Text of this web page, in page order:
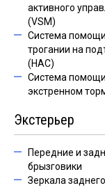
активного
(VSM)
Cистема
трогании на
(HAC)
Система
экстренном
Экстерьер
Передние и
брызговики
Зеркала